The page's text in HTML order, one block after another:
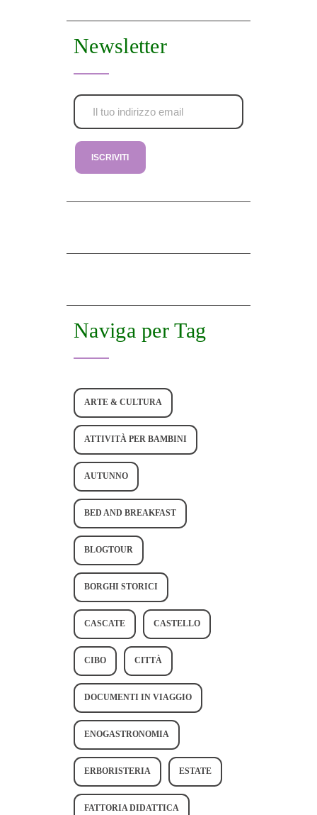
Newsletter
Naviga per Tag
ARTE & CULTURA
ATTIVITÀ PER BAMBINI
AUTUNNO
BED AND BREAKFAST
BLOGTOUR
BORGHI STORICI
CASCATE CASTELLO
CIBO CITTÀ
DOCUMENTI IN VIAGGIO
ENOGASTRONOMIA
ERBORISTERIA ESTATE
FATTORIA DIDATTICA